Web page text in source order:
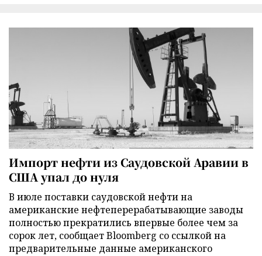
Импорт нефти из Саудовской Аравии в
США упал до нуля
В июле поставки саудовской нефти на
американские нефтеперерабатывающие заводы
полностью прекратились впервые более чем за
сорок лет, сообщает Bloomberg со ссылкой на
предварительные данные американского